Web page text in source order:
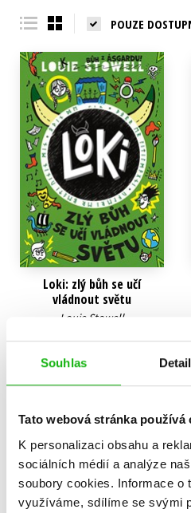
Souhlas
Tato webová stránka používá
K personalizaci obsahu a
sociálních médií a analýze
soubory cookies. Informace o
využíváme, sdílíme se svými
POUZE
Loki: zlý bůh se učí
vládnout světu
Louie Stowell
319 Kč399 Kč
Do košíku